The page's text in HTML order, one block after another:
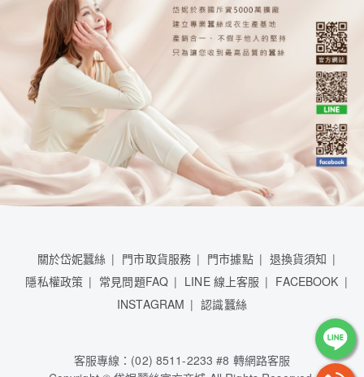
關於岱妮蠶絲 門市取貨服務 門市據點
退換貨須知
隱私權政策
常見問題FAQ LINE 線上客服
FACEBOOK
INSTAGRAM
認識蠶絲
客服專線：(02) 8511-2233 #8 轉網路客服